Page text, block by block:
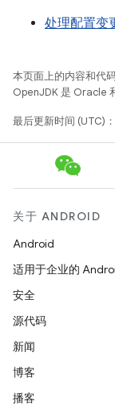
处理配置变
本页面上的内容和代
OpenJDK 是 Oracle
最后更新时间 (UTC)
关于 ANDROID
Android
适用于企业的
安全
源代码
新闻
博客
播客